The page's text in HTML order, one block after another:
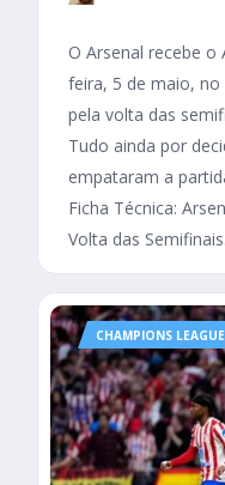
O Arsenal recebe
feira, 5 de maio,
pela volta das
Tudo ainda por
empataram a
Ficha Técnica:
Volta das
CHAMPIONS LEAGUE